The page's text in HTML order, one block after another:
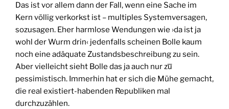
Das ist vor allem dann der Fall, wenn eine Sache im
Kern völlig verkorkst ist – multiples Systemversagen,
sozusagen. Eher harmlose Wendungen wie ›da ist ja
wohl der Wurm drin‹ jedenfalls scheinen Bolle kaum
noch eine adäquate Zustandsbeschreibung zu sein.
Aber vielleicht sieht Bolle das ja auch nur zu̅
pessimistisch. Immerhin hat er sich die Mühe gemacht,
die real existiert-habenden Republiken mal
durchzuzählen.